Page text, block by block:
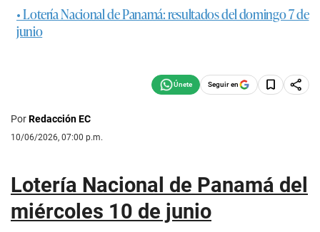
• Lotería Nacional de Panamá: resultados del domingo 7 de
junio
Seguir en
PorRedacción EC
10/06/2026, 07:00 p.m.
Lotería Nacional de Panamá del
miércoles 10 de junio